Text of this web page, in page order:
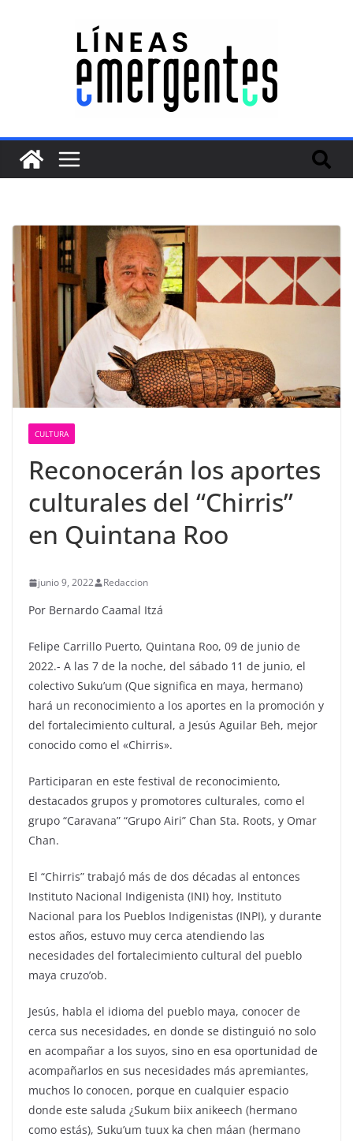
CULTURA
Reconocerán los aportes
culturales del “Chirris”
en Quintana Roo
junio 9, 2022 Redaccion
Por Bernardo Caamal Itzá
Felipe Carrillo Puerto, Quintana Roo, 09 de junio de
2022.- A las 7 de la noche, del sábado 11 de junio, el
colectivo Suku’um (Que significa en maya, hermano)
hará un reconocimiento a los aportes en la promoción y
del fortalecimiento cultural, a Jesús Aguilar Beh, mejor
conocido como el «Chirris».
Participaran en este festival de reconocimiento,
destacados grupos y promotores culturales, como el
grupo “Caravana” “Grupo Airi” Chan Sta. Roots, y Omar
Chan.
El “Chirris” trabajó más de dos décadas al entonces
Instituto Nacional Indigenista (INI) hoy, Instituto
Nacional para los Pueblos Indigenistas (INPI), y durante
estos años, estuvo muy cerca atendiendo las
necesidades del fortalecimiento cultural del pueblo
maya cruzo’ob.
Jesús, habla el idioma del pueblo maya, conocer de
cerca sus necesidades, en donde se distinguió no solo
en acompañar a los suyos, sino en esa oportunidad de
acompañarlos en sus necesidades más apremiantes,
muchos lo conocen, porque en cualquier espacio
donde este saluda ¿Sukum biix anikeech (hermano
como estás), Suku’um tuux ka chen máan (hermano